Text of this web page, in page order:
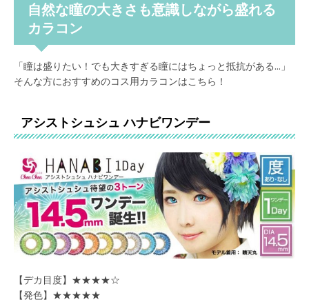
自然な瞳の大きさも意識しながら盛れる
カラコン
「瞳は盛りたい！でも大きすぎる瞳にはちょっと抵抗がある...」
そんな方におすすめのコス用カラコンはこちら！
アシストシュシュ ハナビワンデー
【デカ目度】★★★★☆
【発色】★★★★★